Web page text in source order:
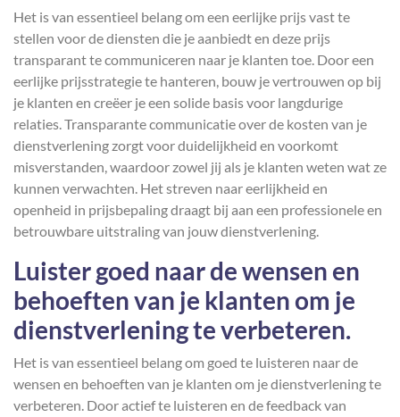
Het is van essentieel belang om een eerlijke prijs vast te
stellen voor de diensten die je aanbiedt en deze prijs
transparant te communiceren naar je klanten toe. Door een
eerlijke prijsstrategie te hanteren, bouw je vertrouwen op bij
je klanten en creëer je een solide basis voor langdurige
relaties. Transparante communicatie over de kosten van je
dienstverlening zorgt voor duidelijkheid en voorkomt
misverstanden, waardoor zowel jij als je klanten weten wat ze
kunnen verwachten. Het streven naar eerlijkheid en
openheid in prijsbepaling draagt bij aan een professionele en
betrouwbare uitstraling van jouw dienstverlening.
Luister goed naar de wensen en
behoeften van je klanten om je
dienstverlening te verbeteren.
Het is van essentieel belang om goed te luisteren naar de
wensen en behoeften van je klanten om je dienstverlening te
verbeteren. Door actief te luisteren en de feedback van